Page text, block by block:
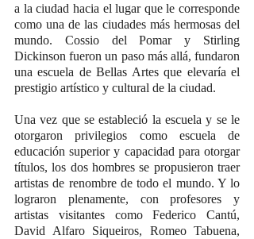
a la ciudad hacia el lugar que le corresponde
como una de las ciudades más hermosas del
mundo. Cossio del Pomar y Stirling
Dickinson fueron un paso más allá, fundaron
una escuela de Bellas Artes que elevaría el
prestigio artístico y cultural de la ciudad.
Una vez que se estableció la escuela y se le
otorgaron privilegios como escuela de
educación superior y capacidad para otorgar
títulos, los dos hombres se propusieron traer
artistas de renombre de todo el mundo. Y lo
lograron plenamente, con profesores y
artistas visitantes como Federico Cantú,
David Alfaro Siqueiros, Romeo Tabuena,